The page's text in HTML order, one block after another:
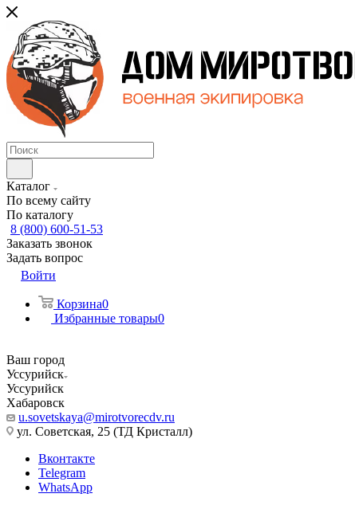
Каталог
По всему сайту
По каталогу
8 (800) 600-51-53
Заказать звонок
Задать вопрос
Войти
Корзина0
Избранные товары0
Ваш город
Уссурийск
Уссурийск
Хабаровск
u.sovetskaya@mirotvorecdv.ru
ул. Советская, 25 (ТД Кристалл)
Вконтакте
Telegram
WhatsApp